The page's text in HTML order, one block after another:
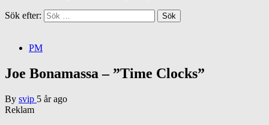
Sök efter:
PM
Joe Bonamassa – ”Time Clocks”
By svip 5 år ago
Reklam